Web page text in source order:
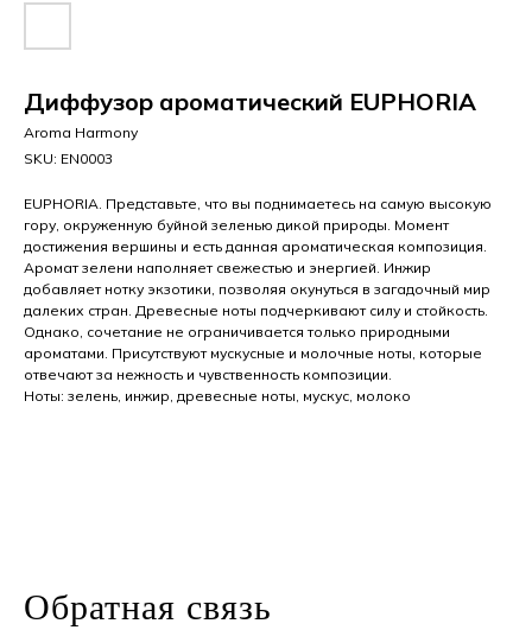
Диффузор ароматический EUPHORIA
Aroma Harmony
SKU: EN0003
EUPHORIA. Представьте, что вы поднимаетесь на самую высокую
гору, окруженную буйной зеленью дикой природы. Момент
достижения вершины и есть данная ароматическая композиция.
Аромат зелени наполняет свежестью и энергией. Инжир
добавляет нотку экзотики, позволяя окунуться в загадочный мир
далеких стран. Древесные ноты подчеркивают силу и стойкость.
Однако, сочетание не ограничивается только природными
ароматами. Присутствуют мускусные и молочные ноты, которые
отвечают за нежность и чувственность композиции.
Ноты: зелень, инжир, древесные ноты, мускус, молоко
Обратная связь